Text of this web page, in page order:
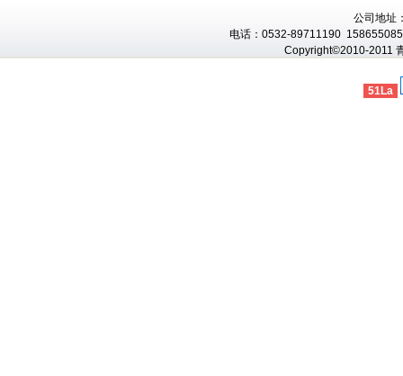
公司地址
电话：0532-89711190
Copyright©2010-2011
51La